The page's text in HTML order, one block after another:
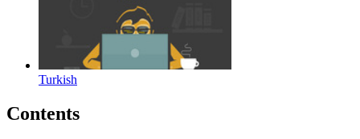
Turkish
Contents